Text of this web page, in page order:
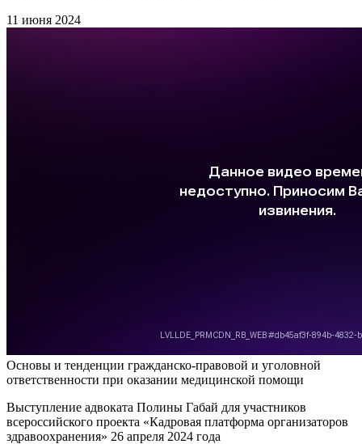
11 июня 2024
Основы и тенденции гражданско-правовой и уголовной
ответственности при оказании медицинской помощи
Выступление адвоката Полины Габай для участников
всероссийского проекта «Кадровая платформа организаторов
здравоохранения» 26 апреля 2024 года